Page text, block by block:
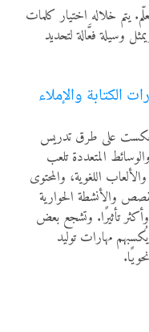
يتم خلاله اختيار كلمات
وسيلة فعَّالة لتحديد
الكتابة والإملاء
على طرق تدريس
المتعددة تلعب
اللغوية، والمحتوى
والأنشطة الحوارية
وأكثر تأثيرًا. وتشجع بعض
مهارات توليد